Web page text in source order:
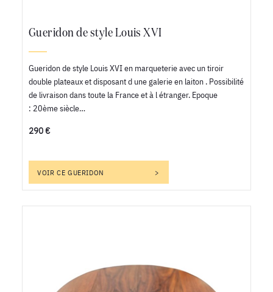
Gueridon de style Louis XVI
Gueridon de style Louis XVI en marqueterie avec un tiroir
double plateaux et disposant d une galerie en laiton . Possibilité
de livraison dans toute la France et à l étranger. Epoque
: 20ème siècle…
290 €
VOIR CE GUERIDON